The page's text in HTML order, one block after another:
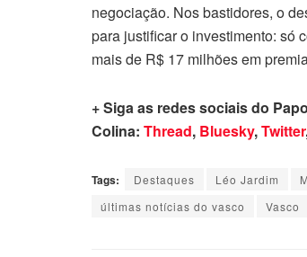
negociação. Nos bastidores, o
para justificar o investimento: só
mais de R$ 17 milhões em
+ Siga as redes sociais do
Colina: Thread, Bluesky,Twitter
Tags: Destaques Léo Jardim
últimas notícias do vasco
Vasco